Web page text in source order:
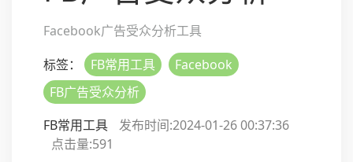
Facebook广告受众分析工具
标签：
FB常用工具
Facebook
FB广告受众分析
FB常用工具
发布时间:2024-01-26 00:37:36
点击量:591